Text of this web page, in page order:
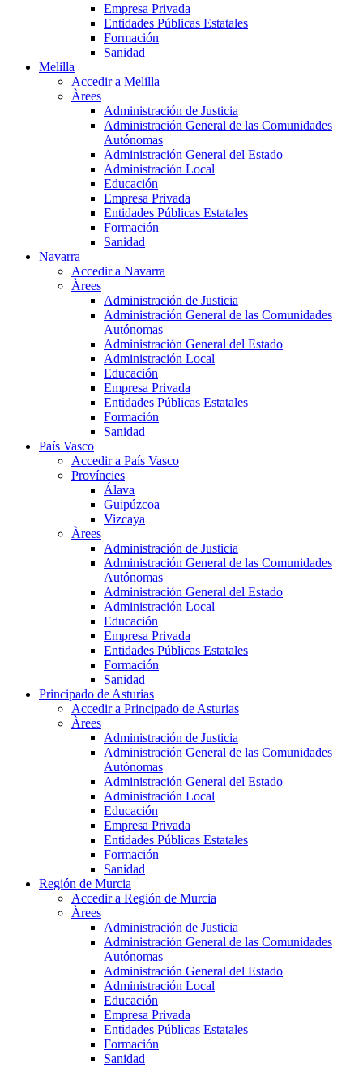
Empresa Privada
Entidades Públicas Estatales
Formación
Sanidad
Melilla
Accedir a Melilla
Àrees
Administración de Justicia
Administración General de las Comunidades
Autónomas
Administración General del Estado
Administración Local
Educación
Empresa Privada
Entidades Públicas Estatales
Formación
Sanidad
Navarra
Accedir a Navarra
Àrees
Administración de Justicia
Administración General de las Comunidades
Autónomas
Administración General del Estado
Administración Local
Educación
Empresa Privada
Entidades Públicas Estatales
Formación
Sanidad
País Vasco
Accedir a País Vasco
Províncies
Álava
Guipúzcoa
Vizcaya
Àrees
Administración de Justicia
Administración General de las Comunidades
Autónomas
Administración General del Estado
Administración Local
Educación
Empresa Privada
Entidades Públicas Estatales
Formación
Sanidad
Principado de Asturias
Accedir a Principado de Asturias
Àrees
Administración de Justicia
Administración General de las Comunidades
Autónomas
Administración General del Estado
Administración Local
Educación
Empresa Privada
Entidades Públicas Estatales
Formación
Sanidad
Región de Murcia
Accedir a Región de Murcia
Àrees
Administración de Justicia
Administración General de las Comunidades
Autónomas
Administración General del Estado
Administración Local
Educación
Empresa Privada
Entidades Públicas Estatales
Formación
Sanidad